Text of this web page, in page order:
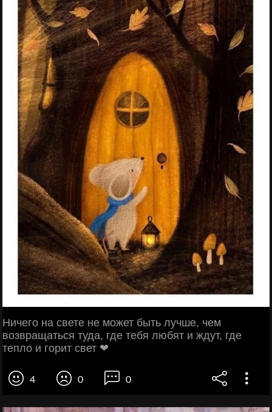
Ничего на свете не может быть лучше, чем
возвращаться туда, где тебя любят и ждут, где
тепло и горит свет ❤
4 0 0